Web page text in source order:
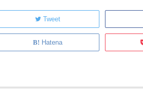
Tweet
Hatena